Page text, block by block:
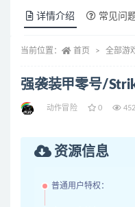
详情介绍 常见问
当前位置： 首页 全部游
强袭装甲零号/
动作冒险 0 452
资源信息
普通用户特权：